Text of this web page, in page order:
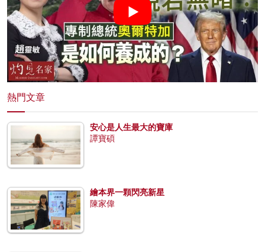
熱門文章
安心是人生最大的寶庫
譚寶碩
繪本界一顆閃亮新星
陳家偉